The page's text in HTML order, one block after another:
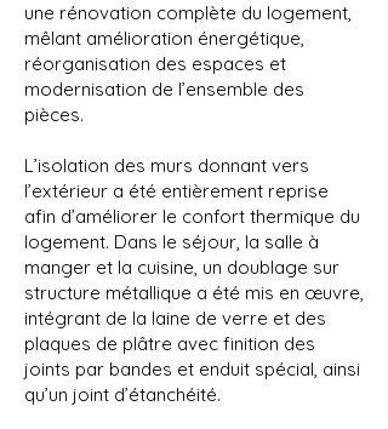
une rénovation complète du logement,
mêlant amélioration énergétique,
réorganisation des espaces et
modernisation de l’ensemble des
pièces.
L’isolation des murs donnant vers
l’extérieur a été entièrement reprise
afin d’améliorer le confort thermique du
logement. Dans le séjour, la salle à
manger et la cuisine, un doublage sur
structure métallique a été mis en œuvre,
intégrant de la laine de verre et des
plaques de plâtre avec finition des
joints par bandes et enduit spécial, ainsi
qu’un joint d’étanchéité.